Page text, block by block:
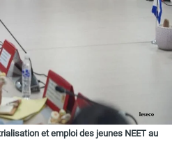
et emploi des jeunes NEET au